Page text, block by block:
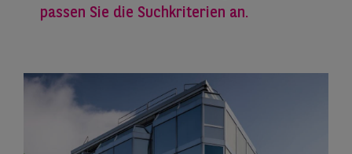
passen Sie die Suchkriterien an.